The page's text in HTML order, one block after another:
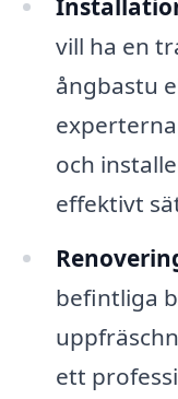
vill ha en
ångbastu
och
effektivt
befintliga
ett